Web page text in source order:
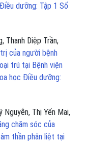
dưỡng: Tập 1 Số
Thanh Diệp Trần,
của người bệnh
trú tại Bệnh viện
học Điều dưỡng:
Nguyễn, Thị Yến Mai,
chăm sóc của
thần phân liệt tại